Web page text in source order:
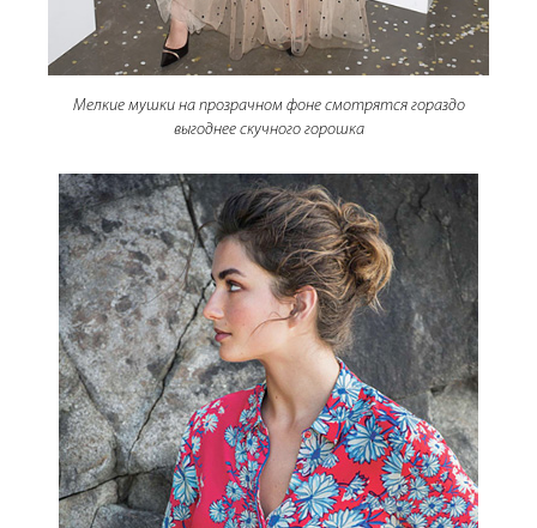
Мелкие мушки на прозрачном фоне смотрятся гораздо
выгоднее скучного горошка